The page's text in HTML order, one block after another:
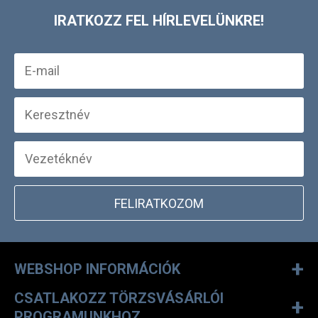
14 990 Ft 12 990 Ft
UTOLJÁRA MEGTEKINTETT